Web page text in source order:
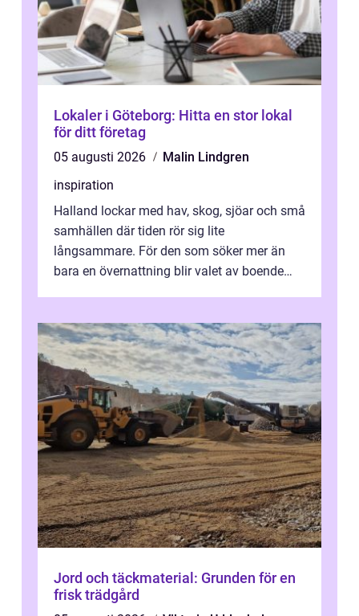
Lokaler i Göteborg: Hitta en stor lokal
för ditt företag
05 augusti 2026
Malin Lindgren
inspiration
Halland lockar med hav, skog, sjöar och små
samhällen där tiden rör sig lite
långsammare. För den som söker mer än
bara en övernattning blir valet av boende
Jord och täckmaterial: Grunden för en
frisk trädgård